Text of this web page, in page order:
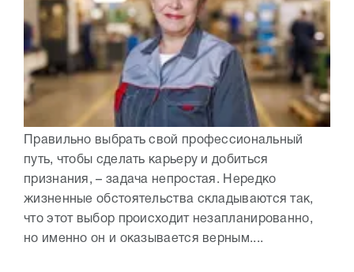
Правильно выбрать свой профессиональный
путь, чтобы сделать карьеру и добиться
признания, – задача непростая. Нередко
жизненные обстоятельства складываются так,
что этот выбор происходит незапланированно,
но именно он и оказывается верным....